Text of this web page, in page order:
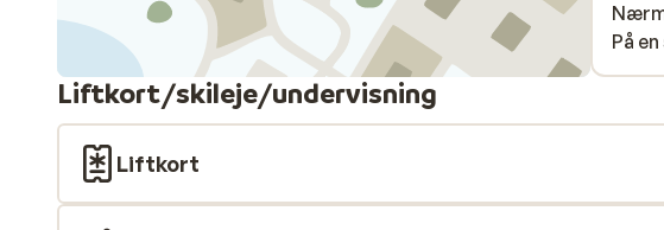
På
Liftkort/skileje/undervisning
Liftkort